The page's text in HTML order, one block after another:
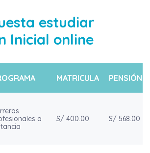
estudiar
Inicial online
MATRICULA PENSIÓN
a
S/ 400.00 S/ 568.00